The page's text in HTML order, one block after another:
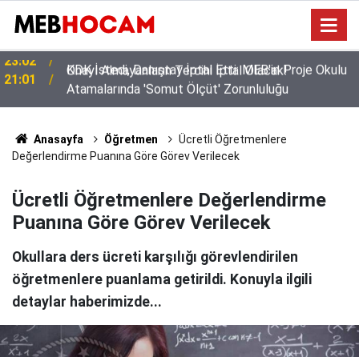
21:01
KDK İstedi, Danıştay İptal Etti: MEB'in Proje Okulu
Atamalarında 'Somut Ölçüt' Zorunluluğu
Anasayfa Öğretmen
Ücretli Öğretmenlere
Değerlendirme Puanına Göre Görev Verilecek
Ücretli Öğretmenlere Değerlendirme
Puanına Göre Görev Verilecek
Okullara ders ücreti karşılığı görevlendirilen
öğretmenlere puanlama getirildi. Konuyla ilgili
detaylar haberimizde...